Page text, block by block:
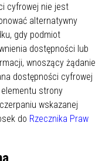
cyfrowej nie jest
alternatywny
gdy podmiot
dostępności lub
wnoszący żądanie
dostępności cyfrowej
strony
wskazanej
do Rzecznika Praw